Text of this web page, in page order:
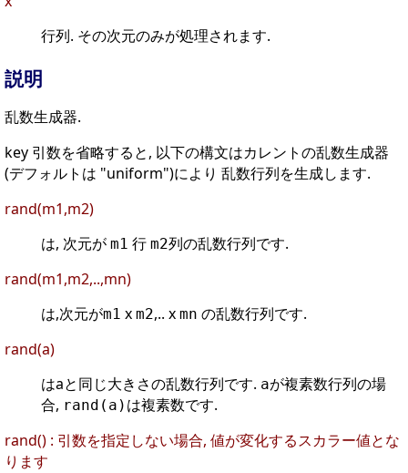
行列. その次元のみが処理されます.
説明
乱数生成器.
key 引数を省略すると, 以下の構文はカレントの乱数生成器
(デフォルトは "uniform")により 乱数行列を生成します.
rand(m1,m2)
は, 次元が m1 行 m2列の乱数行列です.
rand(m1,m2,..,mn)
は,次元がm1 x m2,.. x mn の乱数行列です.
rand(a)
はaと同じ大きさの乱数行列です. aが複素数行列の場
合, rand(a) は複素数です.
rand() : 引数を指定しない場合, 値が変化するスカラー値とな
ります